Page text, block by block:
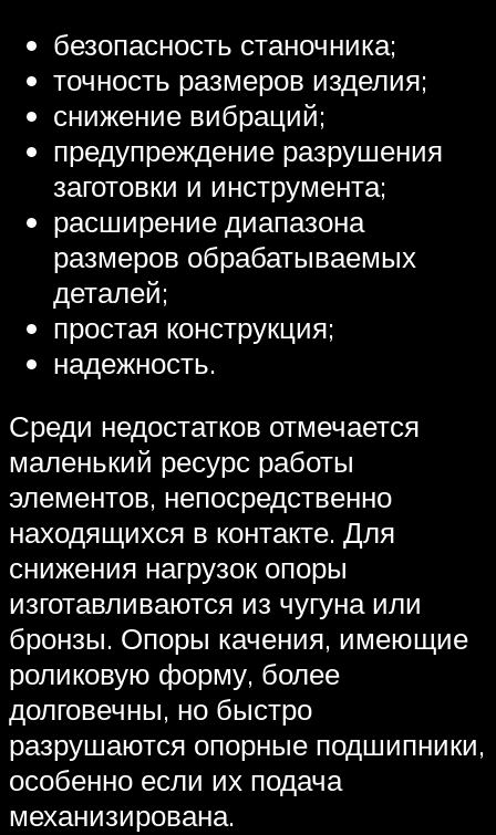
безопасность станочника;
точность размеров изделия;
снижение вибраций;
предупреждение разрушения
заготовки и инструмента;
расширение диапазона
размеров обрабатываемых
деталей;
простая конструкция;
надежность.
Среди недостатков отмечается
маленький ресурс работы
элементов, непосредственно
находящихся в контакте. Для
снижения нагрузок опоры
изготавливаются из чугуна или
бронзы. Опоры качения, имеющие
роликовую форму, более
долговечны, но быстро
разрушаются опорные подшипники,
особенно если их подача
механизирована.